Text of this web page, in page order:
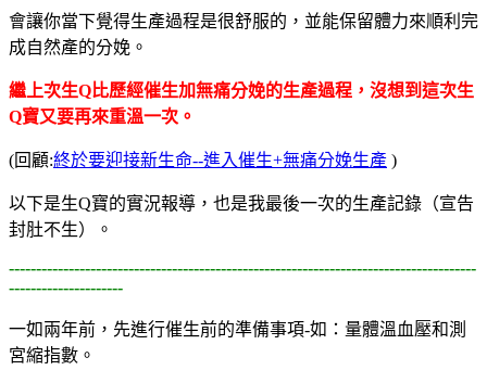
會讓你當下覺得生產過程是很舒服的，並能保留體力來順利完
成自然產的分娩。
繼上次生Q比歷經催生加無痛分娩的生產過程，沒想到這次生
Q寶又要再來重溫一次。
(回顧:終於要迎接新生命--進入催生+無痛分娩生產 )
以下是生Q寶的實況報導，也是我最後一次的生產記錄（宣告
封肚不生）。
--------------------------------------------------------------------------------------
---------------------
一如兩年前，先進行催生前的準備事項-如：量體溫血壓和測
宮縮指數。